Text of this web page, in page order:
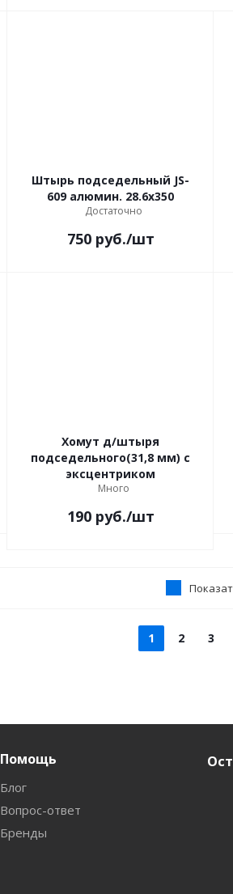
Штырь подседельный JS-
609 алюмин. 28.6x350
Достаточно
750руб./шт
Хомут д/штыря
подседельного(31,8 мм) с
эксцентриком
Много
190руб./шт
1 2 3
Помощь
Блог
Вопрос-ответ
Бренды